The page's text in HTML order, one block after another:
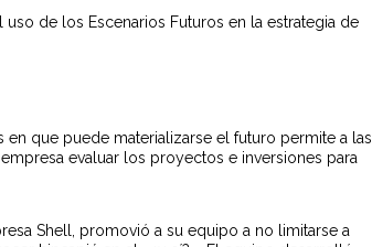
de los Escenarios Futuros en la estrategia de
en que puede materializarse el futuro permite a las
evaluar los proyectos e inversiones para
Shell, promovió a su equipo a no limitarse a